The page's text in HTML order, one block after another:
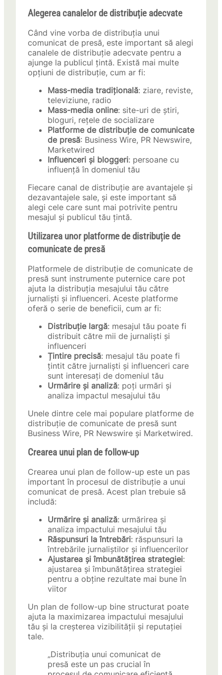
Alegerea canalelor de distribuție adecvate
Când vine vorba de distribuția unui
comunicat de presă, este important să alegi
canalele de distribuție adecvate pentru a
ajunge la publicul țintă. Există mai multe
opțiuni de distribuție, cum ar fi:
Mass-media tradițională: ziare, reviste,
televiziune, radio
Mass-media online: site-uri de știri,
bloguri, rețele de socializare
Platforme de distribuție de comunicate
de presă: Business Wire, PR Newswire,
Marketwired
Influenceri și bloggeri: persoane cu
influență în domeniul tău
Fiecare canal de distribuție are avantajele și
dezavantajele sale, și este important să
alegi cele care sunt mai potrivite pentru
mesajul și publicul tău țintă.
Utilizarea unor platforme de distribuție de
comunicate de presă
Platformele de distribuție de comunicate de
presă sunt instrumente puternice care pot
ajuta la distribuția mesajului tău către
jurnaliști și influenceri. Aceste platforme
oferă o serie de beneficii, cum ar fi:
Distribuție largă: mesajul tău poate fi
distribuit către mii de jurnaliști și
influenceri
Țintire precisă: mesajul tău poate fi
țintit către jurnaliști și influenceri care
sunt interesați de domeniul tău
Urmărire și analiză: poți urmări și
analiza impactul mesajului tău
Unele dintre cele mai populare platforme de
distribuție de comunicate de presă sunt
Business Wire, PR Newswire și Marketwired.
Crearea unui plan de follow-up
Crearea unui plan de follow-up este un pas
important în procesul de distribuție a unui
comunicat de presă. Acest plan trebuie să
includă:
Urmărire și analiză: urmărirea și
analiza impactului mesajului tău
Răspunsuri la întrebări: răspunsuri la
întrebările jurnaliștilor și influencerilor
Ajustarea și îmbunătățirea strategiei:
ajustarea și îmbunătățirea strategiei
pentru a obține rezultate mai bune în
viitor
Un plan de follow-up bine structurat poate
ajuta la maximizarea impactului mesajului
tău și la creșterea vizibilității și reputației
tale.
„Distribuția unui comunicat de
presă este un pas crucial în